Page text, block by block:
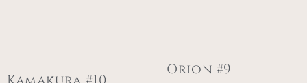
Orion #9